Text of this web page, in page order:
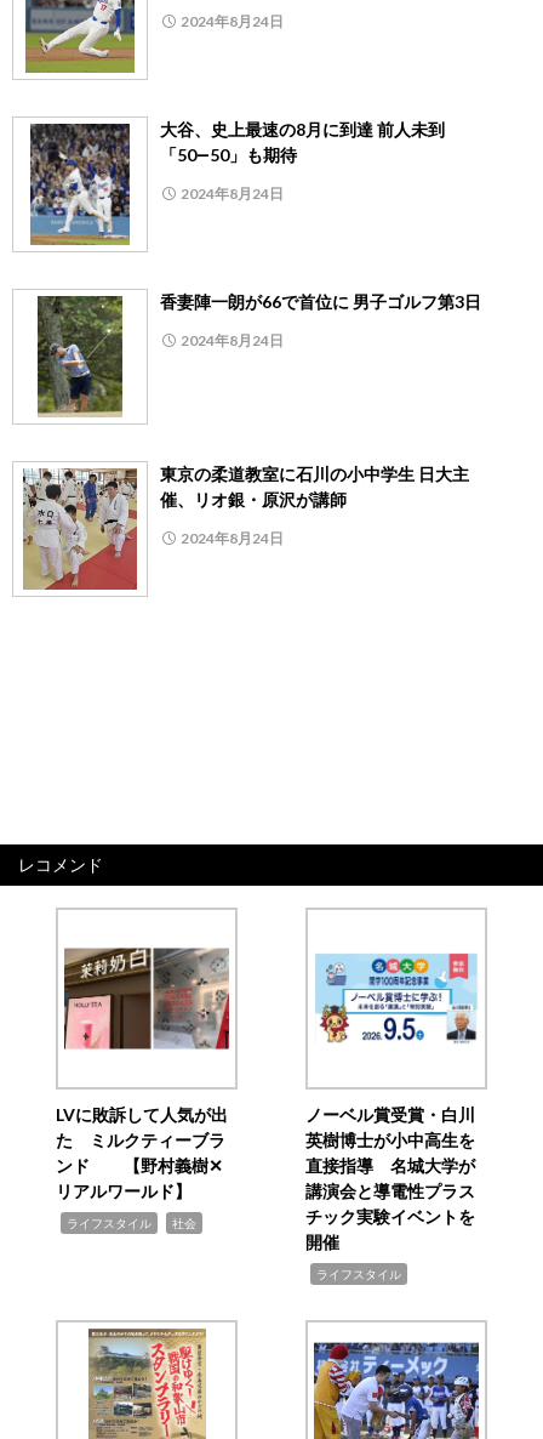
2024年8月24日
大谷、史上最速の8月に到達 前人未到
「50―50」も期待
2024年8月24日
香妻陣一朗が66で首位に 男子ゴルフ第3日
2024年8月24日
東京の柔道教室に石川の小中学生 日大主
催、リオ銀・原沢が講師
2024年8月24日
レコメンド
LVに敗訴して人気が出
た ミルクティーブラ
ンド 【野村義樹✕
リアルワールド】
ライフスタイル 社会
ノーベル賞受賞・白川
英樹博士が小中高生を
直接指導 名城大学が
講演会と導電性プラス
チック実験イベントを
開催
ライフスタイル